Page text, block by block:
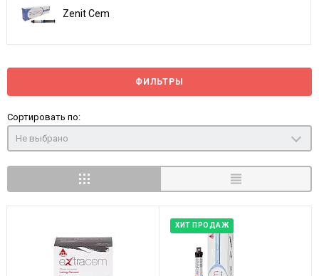
Zenit Cem
ФИЛЬТРЫ
Сортировать по:
Не выбрано
ХИТ ПРОДАЖ